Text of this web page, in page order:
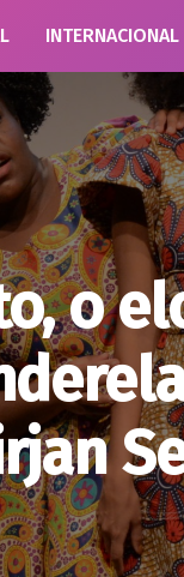
INTERNACIONAL
o